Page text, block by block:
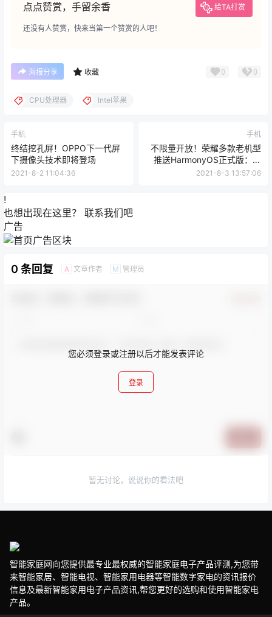
点点赞赏，手留余香 给TA打赏
还没有人赞赏，快来当第一个赞赏的人吧！
海报分享 收藏 0 0
CPU处理器 Intel苹果
手机
终结挖孔屏！OPPO下一代屏
下摄像头技术即将登场
2021-8-2 11:04:36
手机
不限量开放！荣耀多款老机型
推送HarmonyOS正式版：升
完更流畅
2021-8-3 13:57:06
!
也想出现在这里？ 联系我们吧
广告
0 条回复 A 文章作者 M 管理员
您必须登录或注册以后才能发表评论
登录
暂无讨论，说说你的看法吧
智能家庭网向您提供最专业最权威的智能家庭电子产品评测,为您带
来智能家居、智能电视、智能家用电器等智能数字家电的资讯报价
信息及最新智能家用电子产品资讯,帮您更好的选购和使用智能家电
产品。